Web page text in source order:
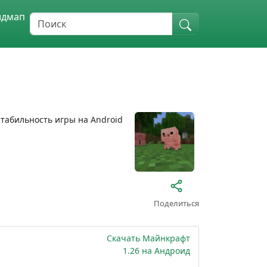
игры на Android
Поделиться
Скачать Майнкрафт
1.26 на Андроид